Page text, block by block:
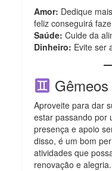
Amor: Dedique
feliz conseguirá
Saúde: Cuide da
Dinheiro: Evite ser
Aproveite para dar
estar passando por
presença e apoio
disso, é um bom
atividades que
renovação e alegria.